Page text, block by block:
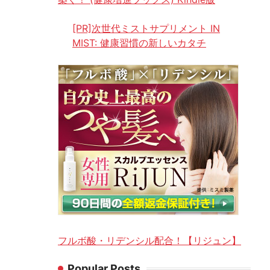
[PR]次世代ミストサプリメント IN
MIST: 健康習慣の新しいカタチ
フルボ酸・リデンシル配合！【リジュン】